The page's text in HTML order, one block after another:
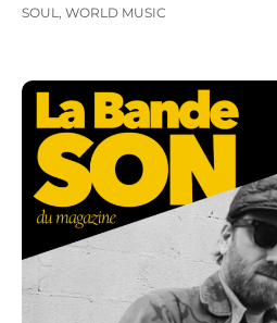
SOUL, WORLD MUSIC